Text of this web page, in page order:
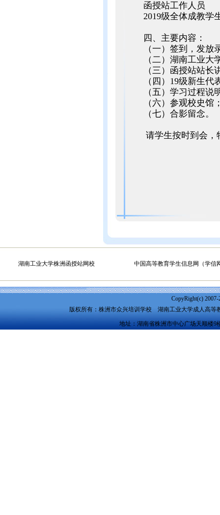
函授站工作人员
2019级全体成教学
四、主要内容：
（一）签到，发放
（二）湖南工业大
（三）函授站站长
（四）19级新生代
（五）学习过程说
（六）参观校史馆
（七）合影留念。
请学生按时到会，
湖南工业大学株洲函授站网校 中国高等教育学生信息网（学信
CopyRight(c)
版权所有：株洲市众兴培训学校 湖南工业大学成人高等
地址：湖南省株洲市中心广场天顺楼